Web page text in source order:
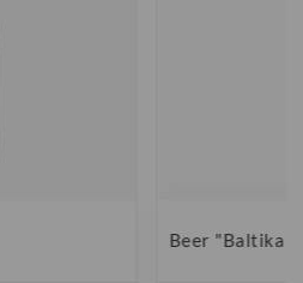
Beer "Baltika